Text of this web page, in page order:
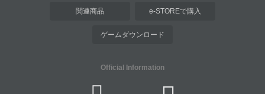
関連商品 e-STOREで購入
ゲームダウンロード
Official Information